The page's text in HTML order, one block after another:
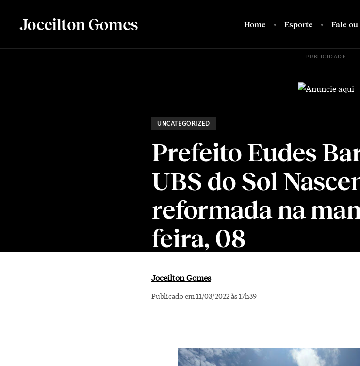
Joceilton Gomes Home Esporte Fale ou
PUBLICIDADE
UNCATEGORIZED
Prefeito Eudes
UBS do Sol
reformada na
feira, 08
Joceilton Gomes
Publicado em 11/03/2022 às 17h39